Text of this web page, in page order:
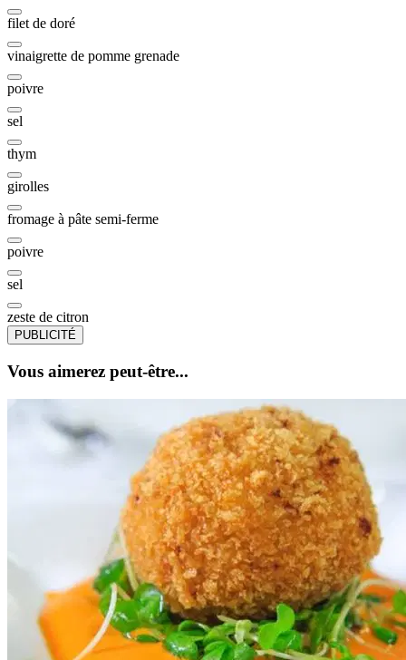
filet de doré
vinaigrette de pomme grenade
poivre
sel
thym
girolles
fromage à pâte semi-ferme
poivre
sel
zeste de citron
PUBLICITÉ
Vous aimerez peut-être...